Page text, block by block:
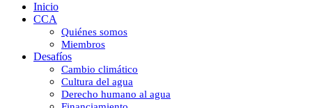
Inicio
CCA
Quiénes somos
Miembros
Desafíos
Cambio climático
Cultura del agua
Derecho humano al agua